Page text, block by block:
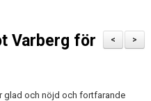
>
<
Varberg för
glad och nöjd och fortfarande